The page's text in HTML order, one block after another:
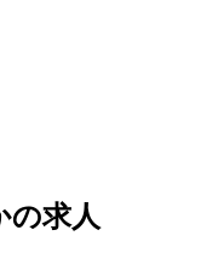
の求人